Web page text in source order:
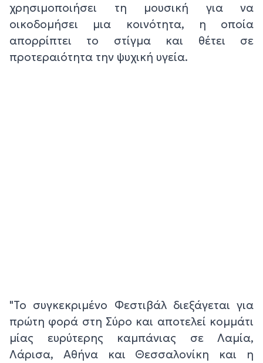
χρησιμοποιήσει τη μουσική για να
οικοδομήσει μια κοινότητα, η οποία
απορρίπτει το στίγμα και θέτει σε
προτεραιότητα την ψυχική υγεία.
"Το συγκεκριμένο Φεστιβάλ διεξάγεται για
πρώτη φορά στη Σύρο και αποτελεί κομμάτι
μίας ευρύτερης καμπάνιας σε Λαμία,
Λάρισα, Αθήνα και Θεσσαλονίκη και η